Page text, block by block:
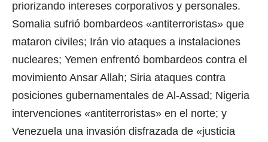
priorizando intereses corporativos y personales.
Somalia sufrió bombardeos «antiterroristas» que
mataron civiles; Irán vio ataques a instalaciones
nucleares; Yemen enfrentó bombardeos contra el
movimiento Ansar Allah; Siria ataques contra
posiciones gubernamentales de Al-Assad; Nigeria
intervenciones «antiterroristas» en el norte; y
Venezuela una invasión disfrazada de «justicia